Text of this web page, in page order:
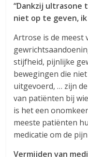
“Dankzij ultrasone
niet op te geven, ik
Artrose is de meest
stijfheid, pijnlijke
bewegingen die
uitgevoerd, … zijn
van patiënten bij
is het een
meeste patiënten
medicatie om de
Vermijden van